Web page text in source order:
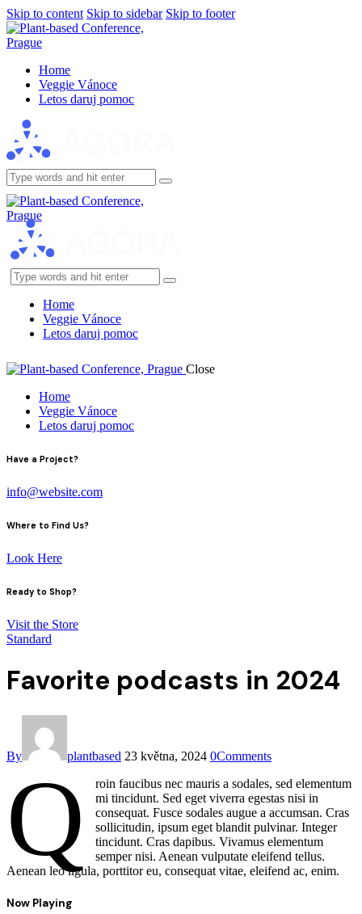
Skip to content Skip to sidebar Skip to footer
Home
Veggie Vánoce
Letos daruj pomoc
instagram
facebook-
1
instagram
facebook-
Home
Veggie Vánoce
Letos daruj pomoc
Close
Home
Veggie Vánoce
Letos daruj pomoc
1
Have a Project?
info@website.com
Where to Find Us?
Look Here
Ready to Shop?
Visit the Store
Standard
Favorite podcasts in 2024
By plantbased 23 května, 2024 0Comments
Q
roin faucibus nec mauris a sodales, sed elementum
mi tincidunt. Sed eget viverra egestas nisi in
consequat. Fusce sodales augue a accumsan. Cras
sollicitudin, ipsum eget blandit pulvinar. Integer
tincidunt. Cras dapibus. Vivamus elementum
semper nisi. Aenean vulputate eleifend tellus.
Aenean leo ligula, porttitor eu, consequat vitae, eleifend ac, enim.
Now Playing